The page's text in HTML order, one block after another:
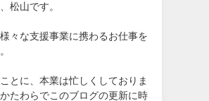
松山です。
々な支援事業に携わるお仕事を
とに、本業は忙しくしておりま
たわらでこのブログの更新に時